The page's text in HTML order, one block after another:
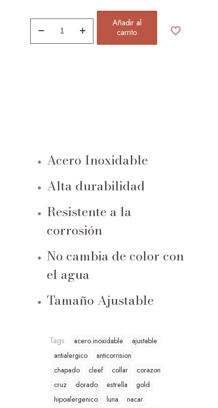
Romano
Añadir al
carrito
Acero Inoxidable
Alta durabilidad
Resistente a la
corrosión
No cambia de color con
el agua
Tamaño Ajustable
Tags: acero inoxidable
ajustable
antialergico
anticorrision
chapado
cleef collar
corazon
cruz
dorado estrella
gold
hipoalergenico
luna nacar